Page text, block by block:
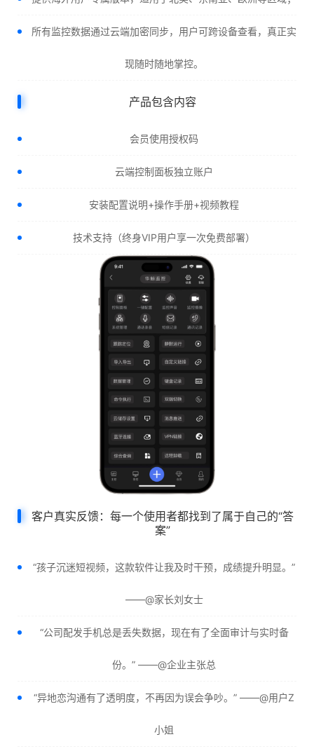
所有监控数据通过云端加密同步，用户可跨设备查看，真正实
现随时随地掌控。
产品包含内容
会员使用授权码
云端控制面板独立账户
安装配置说明+操作手册+视频教程
技术支持（终身VIP用户享一次免费部署）
客户真实反馈：每一个使用者都找到了属于自己的“答
案”
“孩子沉迷短视频，这款软件让我及时干预，成绩提升明显。”
——@家长刘女士
“公司配发手机总是丢失数据，现在有了全面审计与实时备
份。” ——@企业主张总
“异地恋沟通有了透明度，不再因为误会争吵。” ——@用户Z
小姐